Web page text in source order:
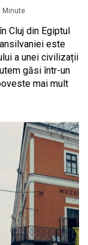
Minute
Cluj din Egiptul
este
a unei civilizații
găsi într-un
mai mult